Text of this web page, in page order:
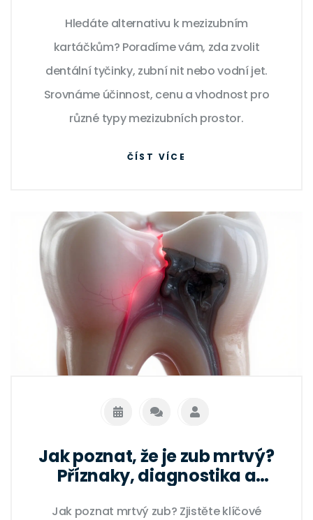
Hledáte alternativu k mezizubním
kartáčkům? Poradíme vám, zda zvolit
dentální tyčinky, zubní nit nebo vodní jet.
Srovnáme účinnost, cenu a vhodnost pro
různé typy mezizubních prostor.
ČÍST VÍCE
Jak poznat, že je zub mrtvý?
Příznaky, diagnostika a
Jak poznat mrtvý zub? Zjistěte klíčové